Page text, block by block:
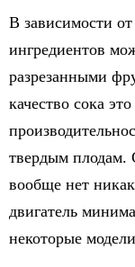
В зависимости
ингредиентов
разрезанными
качество сока
твердым
вообще нет
двигатель
некоторые